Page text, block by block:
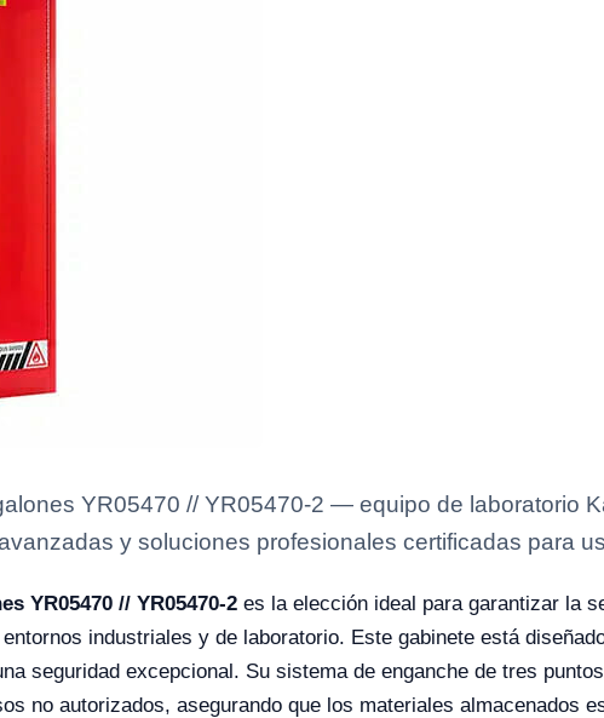
YR05470 // YR05470-2 — equipo de laboratorio
y soluciones profesionales certificadas para
YR05470 // YR05470-2 es la elección ideal para garantizar la
industriales y de laboratorio. Este gabinete está
seguridad excepcional. Su sistema de enganche de tres
no autorizados, asegurando que los materiales almacenados